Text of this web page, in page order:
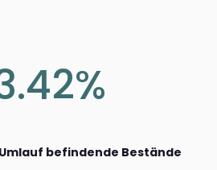
befindende Bestände